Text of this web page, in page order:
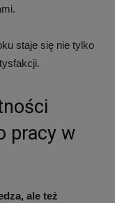
staje się nie tylko
pracy w
ale też